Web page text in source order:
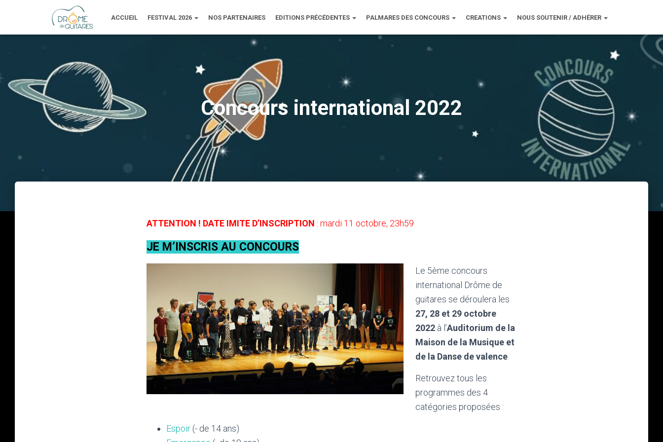
ACCUEIL FESTIVAL 2026 NOS PARTENAIRES EDITIONS PRÉCÉDENTES PALMARES DES CONCOURS CREATIONS NOUS SOUTENIR / ADHÉRER
Concours international 2022
ATTENTION ! DATE IMITE D’INSCRIPTION : mardi 11 octobre, 23h59
JE M’INSCRIS AU CONCOURS
Le 5ème concours
international Drôme de
guitares se déroulera les
27, 28 et 29 octobre
2022 à l’Auditorium de la
Maison de la Musique et
de la Danse de valence
Retrouvez tous les
programmes des 4
catégories proposées :
Espoir (- de 14 ans)